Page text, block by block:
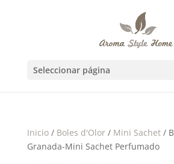
Seleccionar página
Inicio/ Boles d'Olor/ Mini Sachet/
Granada-Mini Sachet Perfumado